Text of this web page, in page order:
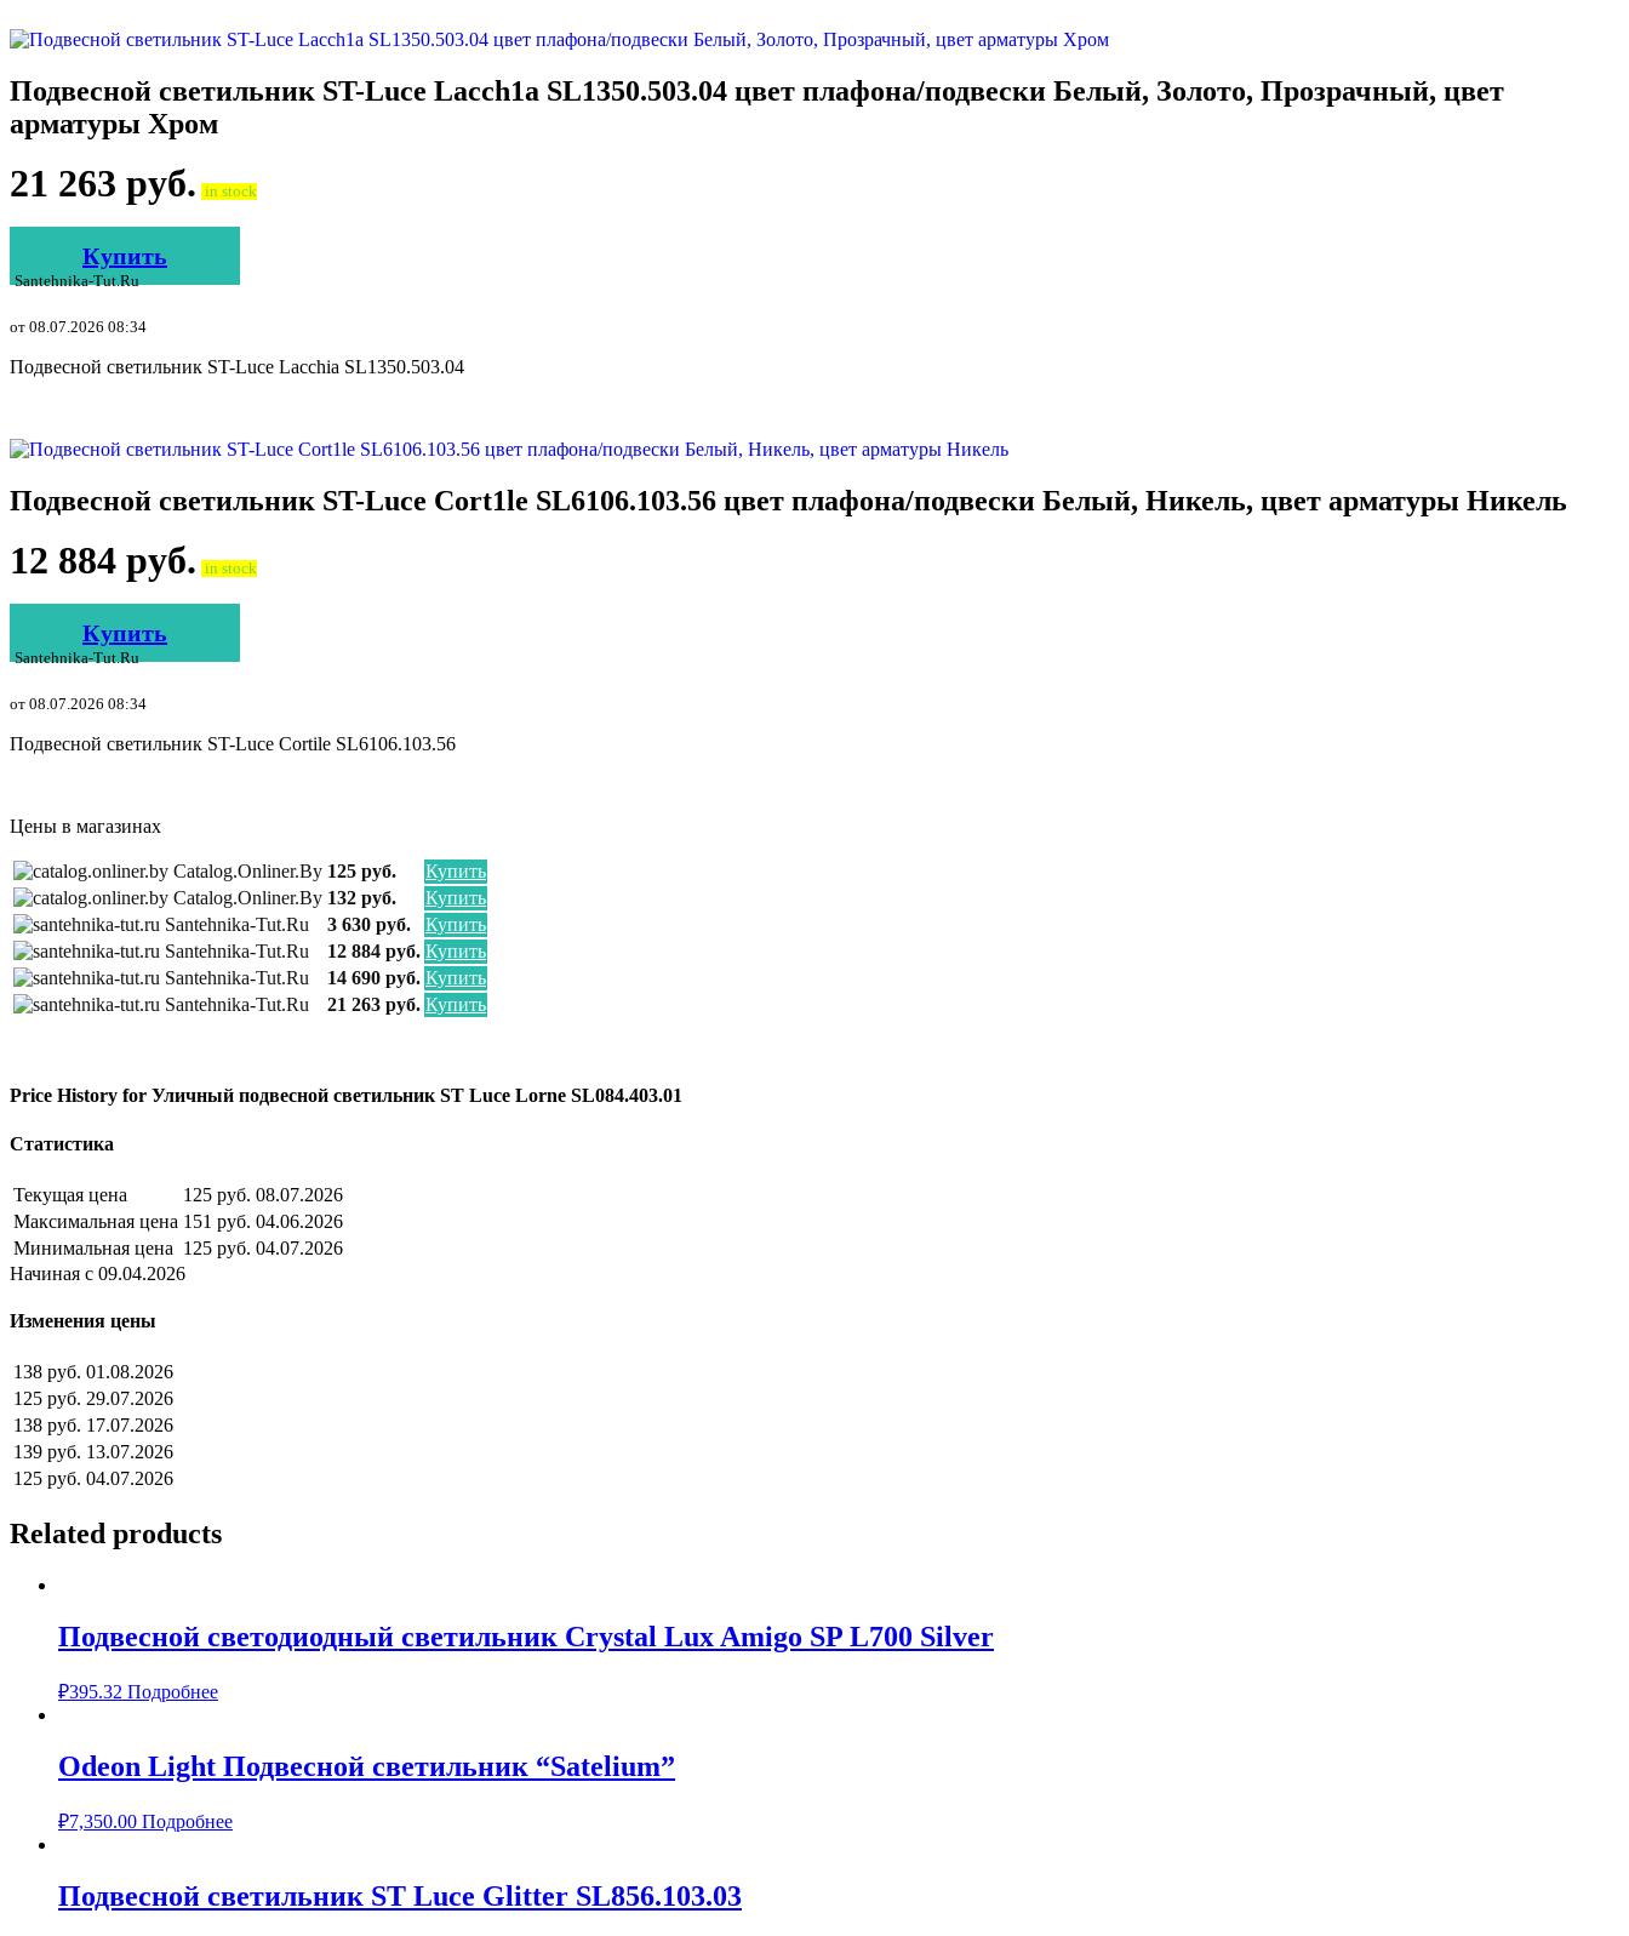
Подвесной светильник ST-Luce Lacch1a SL1350.503.04 цвет плафона/подвески Белый, Золото, Прозрачный, цвет
арматуры Хром
21 263 руб. in stock
Купить
Santehnika-Tut.ru
от 08.07.2026 08:34
Подвесной светильник ST-Luce Lacchia SL1350.503.04
Подвесной светильник ST-Luce Cort1le SL6106.103.56 цвет плафона/подвески Белый, Никель, цвет арматуры Никель
12 884 руб. in stock
Купить
Santehnika-Tut.ru
от 08.07.2026 08:34
Подвесной светильник ST-Luce Cortile SL6106.103.56
Цены в магазинах
Catalog.onliner.by 125 руб.
Купить
Catalog.onliner.by 132 руб.
Купить
Santehnika-Tut.ru
3 630 руб.
Купить
Santehnika-Tut.ru
12 884 руб. Купить
Santehnika-Tut.ru
14 690 руб. Купить
Santehnika-Tut.ru
21 263 руб. Купить
Price History for Уличный подвесной светильник ST Luce Lorne SL084.403.01
Статистика
Текущая цена 125 руб. 08.07.2026
Максимальная цена 151 руб. 04.06.2026
Минимальная цена 125 руб. 04.07.2026
Начиная с 09.04.2026
Изменения цены
138 руб. 01.08.2026
125 руб. 29.07.2026
138 руб. 17.07.2026
139 руб. 13.07.2026
125 руб. 04.07.2026
Related products
Подвесной светодиодный светильник Crystal Lux Amigo SP L700 Silver
₽395.32 Подробнее
Odeon Light Подвесной светильник “Satelium”
₽7,350.00 Подробнее
Подвесной светильник ST Luce Glitter SL856.103.03